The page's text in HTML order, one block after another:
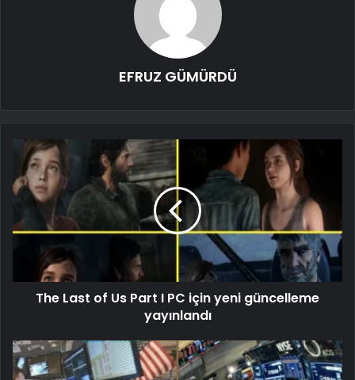
EFRUZ GÜMÜRDÜ
The Last of Us Part I PC için yeni güncelleme
yayınlandı